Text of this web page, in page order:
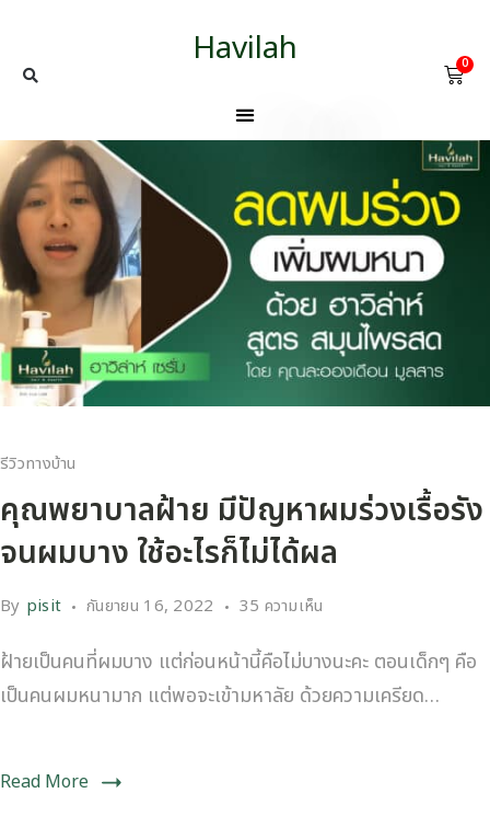
Havilah 0
รีวิวทางบ้าน
คุณพยาบาลฝ้าย มีปัญหาผมร่วงเรื้อรัง
จนผมบาง ใช้อะไรก็ไม่ได้ผล
By pisit กันยายน 16, 2022 35 ความเห็น
ฝ้ายเป็นคนที่ผมบาง แต่ก่อนหน้านี้คือไม่บางนะคะ ตอนเด็กๆ คือ
เป็นคนผมหนามาก แต่พอจะเข้ามหาลัย ด้วยความเครียด…
Read More